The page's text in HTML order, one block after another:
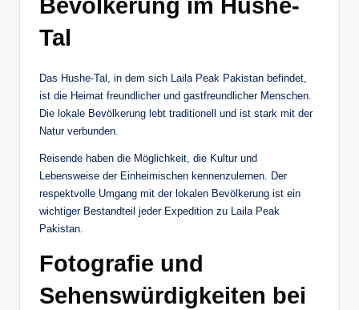
Bevölkerung im Hushe-
Tal
Das Hushe-Tal, in dem sich Laila Peak Pakistan befindet,
ist die Heimat freundlicher und gastfreundlicher Menschen.
Die lokale Bevölkerung lebt traditionell und ist stark mit der
Natur verbunden.
Reisende haben die Möglichkeit, die Kultur und
Lebensweise der Einheimischen kennenzulernen. Der
respektvolle Umgang mit der lokalen Bevölkerung ist ein
wichtiger Bestandteil jeder Expedition zu Laila Peak
Pakistan.
Fotografie und
Sehenswürdigkeiten bei